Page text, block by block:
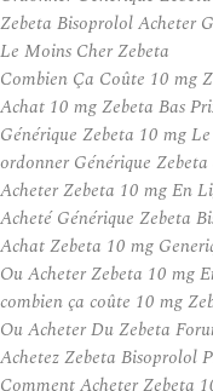
Zebeta Bisoprolol Acheter
Le Moins Cher Zebeta
Combien Ça Coûte 10 mg
Achat 10 mg Zebeta Bas
Générique Zebeta 10 mg
ordonner Générique
Acheter Zebeta 10 mg En
Acheté Générique Zebeta
Achat Zebeta 10 mg
Ou Acheter Zebeta 10 mg
combien ça coûte 10 mg
Ou Acheter Du Zebeta
Achetez Zebeta Bisoprolol